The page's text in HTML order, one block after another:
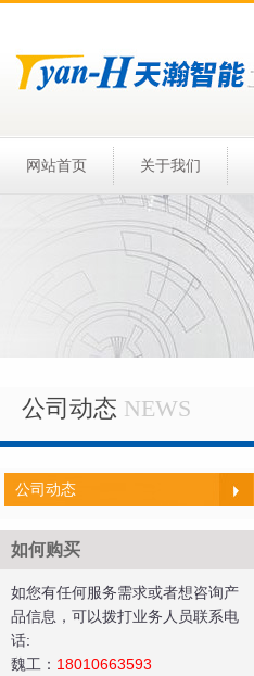
网站首页 关于我们
公司动态 NEWS
公司动态
如何购买
如您有任何服务需求或者想咨询产
品信息，可以拨打业务人员联系电
话:
魏工： 18010663593